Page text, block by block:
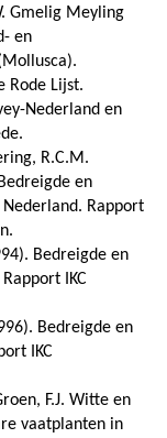
Gmelig Meyling
en
Rode Lijst.
Nederland en
R.C.M.
en
Rapport
Bedreigde en
IKC
Bedreigde en
IKC
F.J. Witte en
vaatplanten in